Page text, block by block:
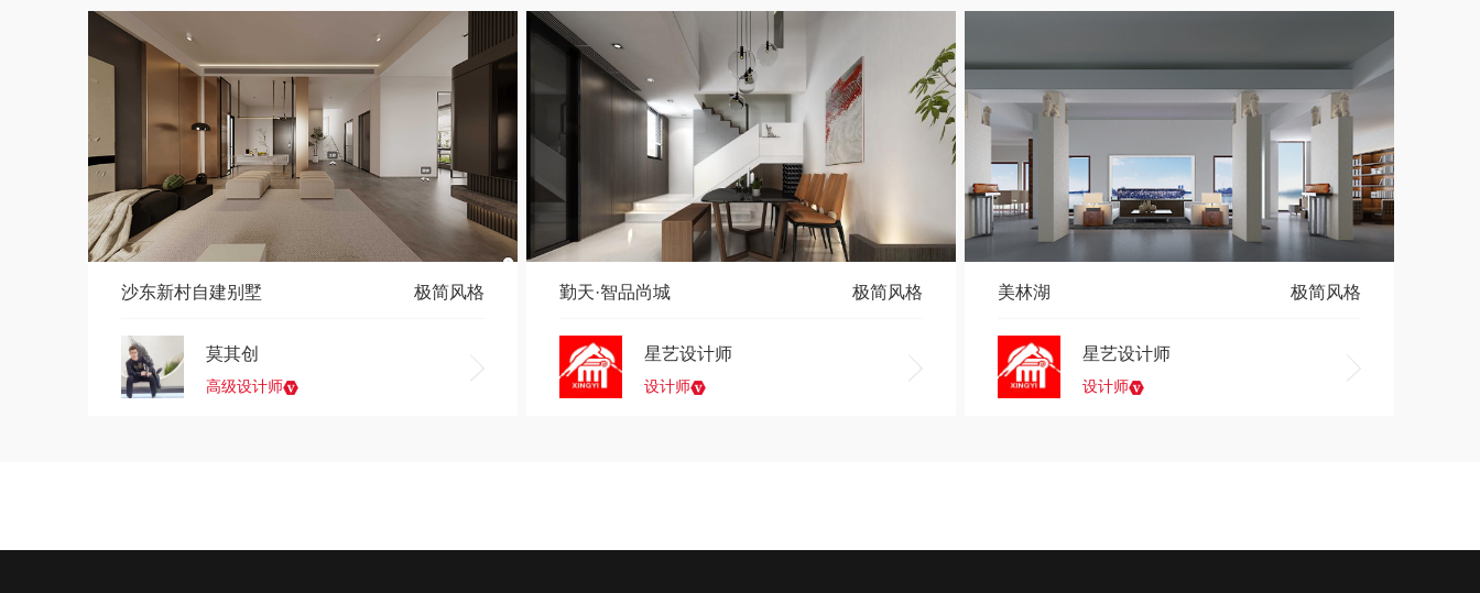
沙东新村自建别墅 极简风格
莫其创
高级设计师
勤天·智品尚城 极简风格
星艺设计师
设计师
美林湖 极简风格
星艺设计师
设计师